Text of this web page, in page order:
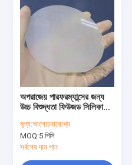
অপরাজেয় পারফরম্যান্সের জন্য
উচ্চ বিশুদ্ধতা ফিউজড সিলিকা
ওয়েফার-গ্রেড অপটিক্যাল এবং
মাইক্রো ইলেকট্রনিক ডিজাইন
মূল্য:আলোচনাযোগ্য
MOQ:5 পিসি
সর্বশেষ দাম পান